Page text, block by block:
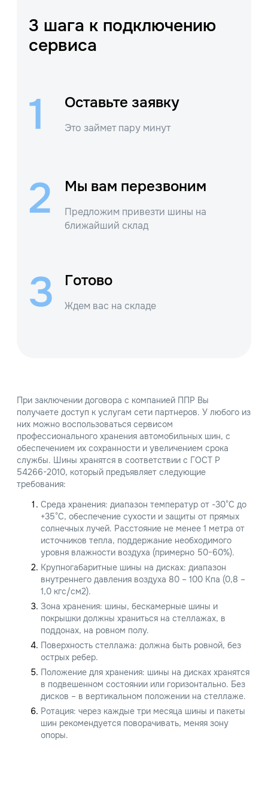
3 шага к подключению
сервиса
1 Оставьте заявку
Это займет пару минут
2 Мы вам перезвоним
Предложим привезти шины на
ближайший склад
3 Готово
Ждем вас на складе
При заключении договора с компанией ППР Вы
получаете доступ к услугам сети партнеров. У любого из
них можно воспользоваться сервисом
профессионального хранения автомобильных шин, с
обеспечением их сохранности и увеличением срока
службы. Шины хранятся в соответствии с ГОСТ Р
54266-2010, который предъявляет следующие
требования:
Среда хранения: диапазон температур от -30°С до
+35°С, обеспечение сухости и защиты от прямых
солнечных лучей. Расстояние не менее 1 метра от
источников тепла, поддержание необходимого
уровня влажности воздуха (примерно 50−60%).
Крупногабаритные шины на дисках: диапазон
внутреннего давления воздуха 80 – 100 Кпа (0,8 –
1,0 кгс/см2).
Зона хранения: шины, бескамерные шины и
покрышки должны храниться на стеллажах, в
поддонах, на ровном полу.
Поверхность стеллажа: должна быть ровной, без
острых ребер.
Положение для хранения: шины на дисках хранятся
в подвешенном состоянии или горизонтально. Без
дисков – в вертикальном положении на стеллаже.
Ротация: через каждые три месяца шины и пакеты
шин рекомендуется поворачивать, меняя зону
опоры.